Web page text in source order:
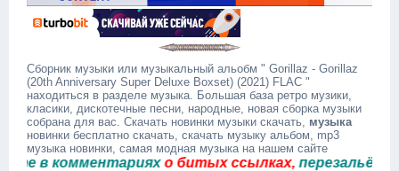
Сборник музыки или музыкальный альобм " Gorillaz - Gorillaz
(20th Anniversary Super Deluxe Boxset) (2021) FLAC "
находиться в разделе музыка. Большая база ретро музики,
класики, дискотечные песни, народные, новая сборка музыки
собрана для вас. Скачать новинки музыки скачать, музыка
новинки бесплатно скачать, скачать музыку альбом, mp3
музыка новинки, самая модная музыка на нашем сайте
комментарияхо битых ссылках,перезальём